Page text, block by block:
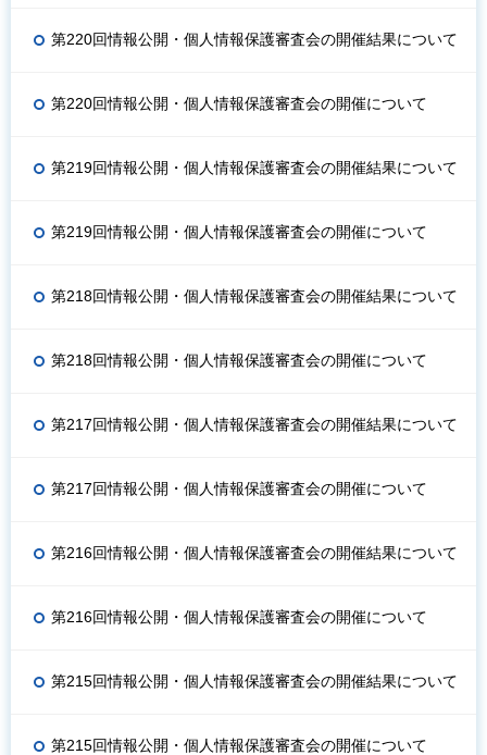
第220回情報公開・個人情報保護審査会の開催結果について
第220回情報公開・個人情報保護審査会の開催について
第219回情報公開・個人情報保護審査会の開催結果について
第219回情報公開・個人情報保護審査会の開催について
第218回情報公開・個人情報保護審査会の開催結果について
第218回情報公開・個人情報保護審査会の開催について
第217回情報公開・個人情報保護審査会の開催結果について
第217回情報公開・個人情報保護審査会の開催について
第216回情報公開・個人情報保護審査会の開催結果について
第216回情報公開・個人情報保護審査会の開催について
第215回情報公開・個人情報保護審査会の開催結果について
第215回情報公開・個人情報保護審査会の開催について